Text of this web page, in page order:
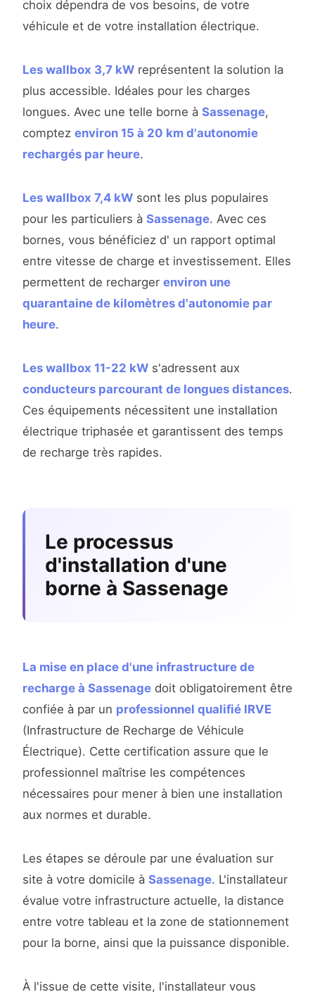
choix dépendra de vos besoins, de votre
véhicule et de votre installation électrique.
Les wallbox 3,7 kW représentent la solution la
plus accessible. Idéales pour les charges
longues. Avec une telle borne à Sassenage,
comptez environ 15 à 20 km d'autonomie
rechargés par heure.
Les wallbox 7,4 kW sont les plus populaires
pour les particuliers à Sassenage. Avec ces
bornes, vous bénéficiez d' un rapport optimal
entre vitesse de charge et investissement. Elles
permettent de recharger environ une
quarantaine de kilomètres d'autonomie par
heure.
Les wallbox 11-22 kW s'adressent aux
conducteurs parcourant de longues distances.
Ces équipements nécessitent une installation
électrique triphasée et garantissent des temps
de recharge très rapides.
Le processus
d'installation d'une
borne à Sassenage
La mise en place d'une infrastructure de
recharge à Sassenage doit obligatoirement être
confiée à par un professionnel qualifié IRVE
(Infrastructure de Recharge de Véhicule
Électrique). Cette certification assure que le
professionnel maîtrise les compétences
nécessaires pour mener à bien une installation
aux normes et durable.
Les étapes se déroule par une évaluation sur
site à votre domicile à Sassenage. L'installateur
évalue votre infrastructure actuelle, la distance
entre votre tableau et la zone de stationnement
pour la borne, ainsi que la puissance disponible.
À l'issue de cette visite, l'installateur vous